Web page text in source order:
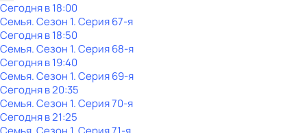
Сегодня в 18:00
Семья. Сезон 1. Серия 67-я
Сегодня в 18:50
Семья. Сезон 1. Серия 68-я
Сегодня в 19:40
Семья. Сезон 1. Серия 69-я
Сегодня в 20:35
Семья. Сезон 1. Серия 70-я
Сегодня в 21:25